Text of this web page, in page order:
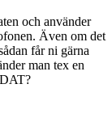
och använder
Även om det
får ni gärna
man tex en